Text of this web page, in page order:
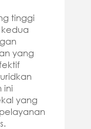
tinggi
yang
ini
yang